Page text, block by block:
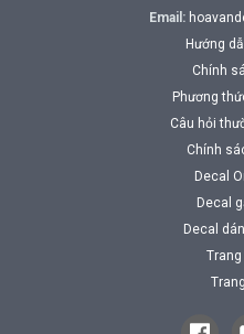
Email:
Hướng
Chính
Phương
Câu hỏi
Chính
Decal
Decal
Decal
Trang